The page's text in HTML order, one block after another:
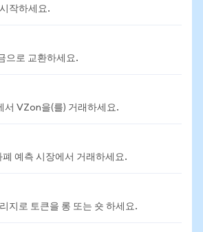
작하세요.
으로 교환하세요.
서 VZon을(를) 거래하세요.
예측 시장에서 거래하세요.
지로 토큰을 롱 또는 숏 하세요.